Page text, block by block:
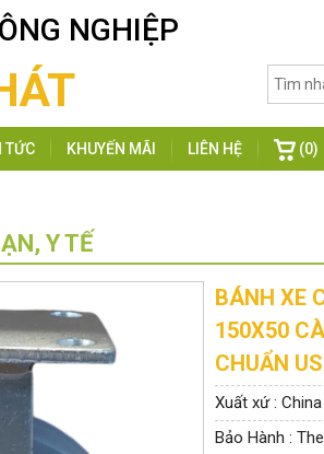
NGHIỆP
TỨC KHUYẾN MÃI LIÊN HỆ (0)
Y TẾ
BÁNH XE
150X50
CHUẨN
Xuất xứ : China
Bảo Hành :